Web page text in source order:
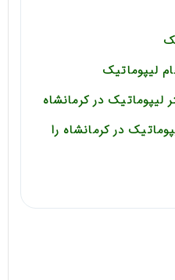
لیپوماتیک
لیپوماتیک در کرمانشاه
در کرمانشاه را